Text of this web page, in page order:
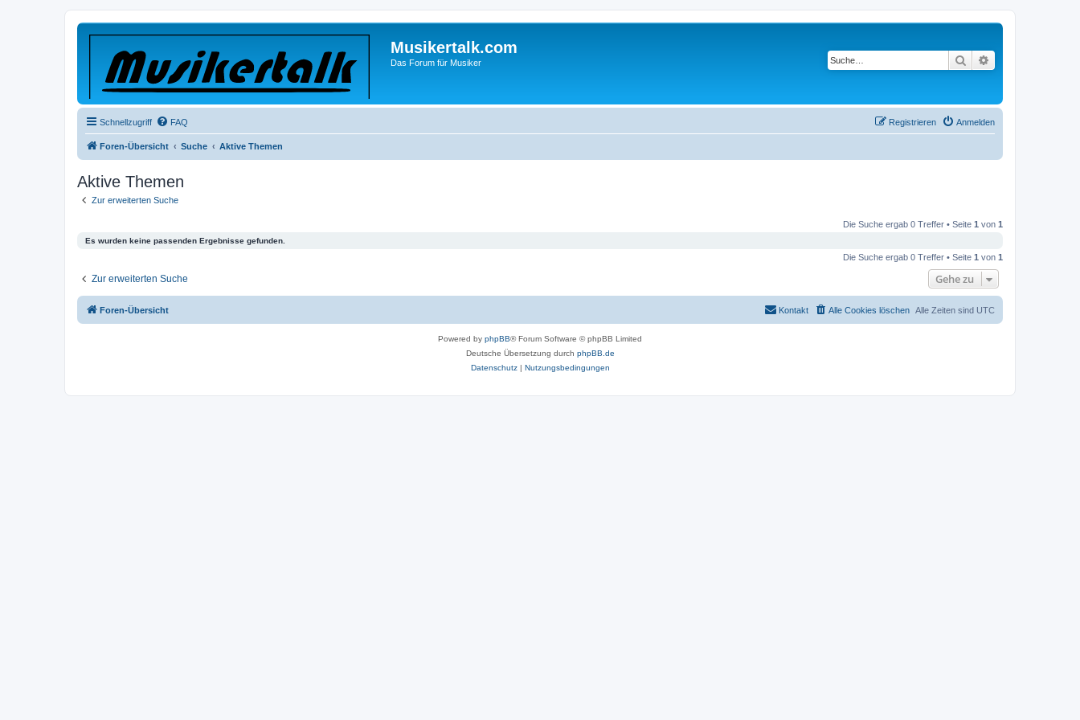
Musikertalk.com
Das Forum für Musiker Suche
Schnellzugriff FAQ Anmelden
Registrieren
Foren-Übersicht Suche Aktive Themen
Aktive Themen
Zur erweiterten Suche
Die Suche ergab 0 Treffer • Seite 1 von 1
Es wurden keine passenden Ergebnisse gefunden.
Die Suche ergab 0 Treffer • Seite 1 von 1
Zur erweiterten Suche Gehe zu
Foren-Übersicht Alle Zeiten sind UTC
Alle Cookies löschen
Kontakt
Powered by phpBB® Forum Software © phpBB Limited
Deutsche Übersetzung durch phpBB.de
Datenschutz| Nutzungsbedingungen